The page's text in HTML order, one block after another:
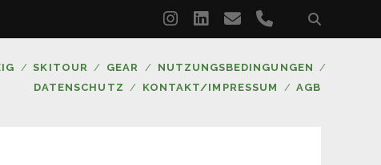
instagram
linkedin
emailphone
SKITOUR GEAR
NUTZUNGSBEDINGUNGEN
DATENSCHUTZ
KONTAKT/IMPRESSUM AGB